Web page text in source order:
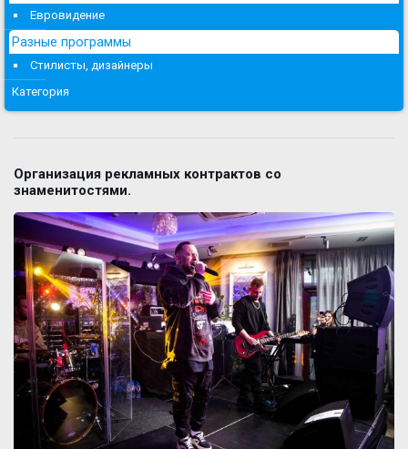
Евровидение
Разные программы
Стилисты, дизайнеры
Категория
Организация рекламных контрактов со
знаменитостями.